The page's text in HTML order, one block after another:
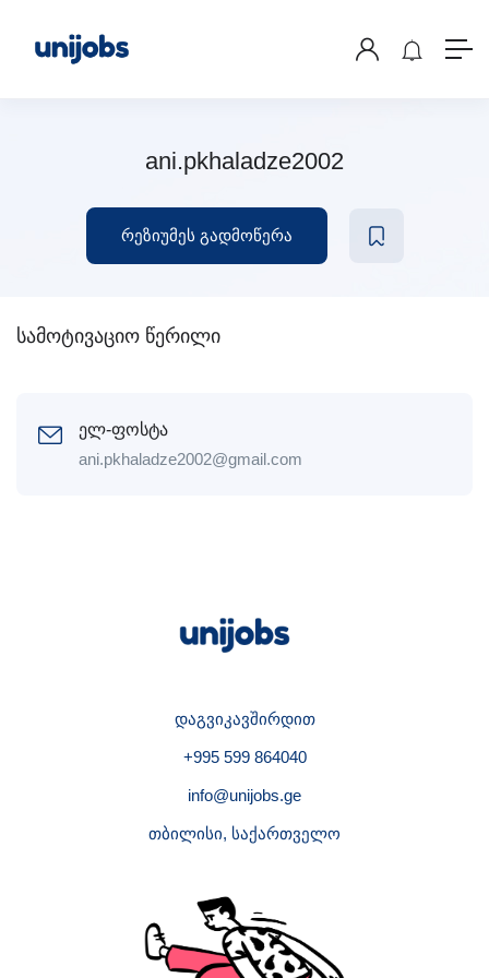
ani.pkhaladze2002
რეზიუმეს გადმოწერა
სამოტივაციო წერილი
ელ-ფოსტა
ani.pkhaladze2002@gmail.com
დაგვიკავშირდით
+995 599 864040
info@unijobs.ge
თბილისი, საქართველო